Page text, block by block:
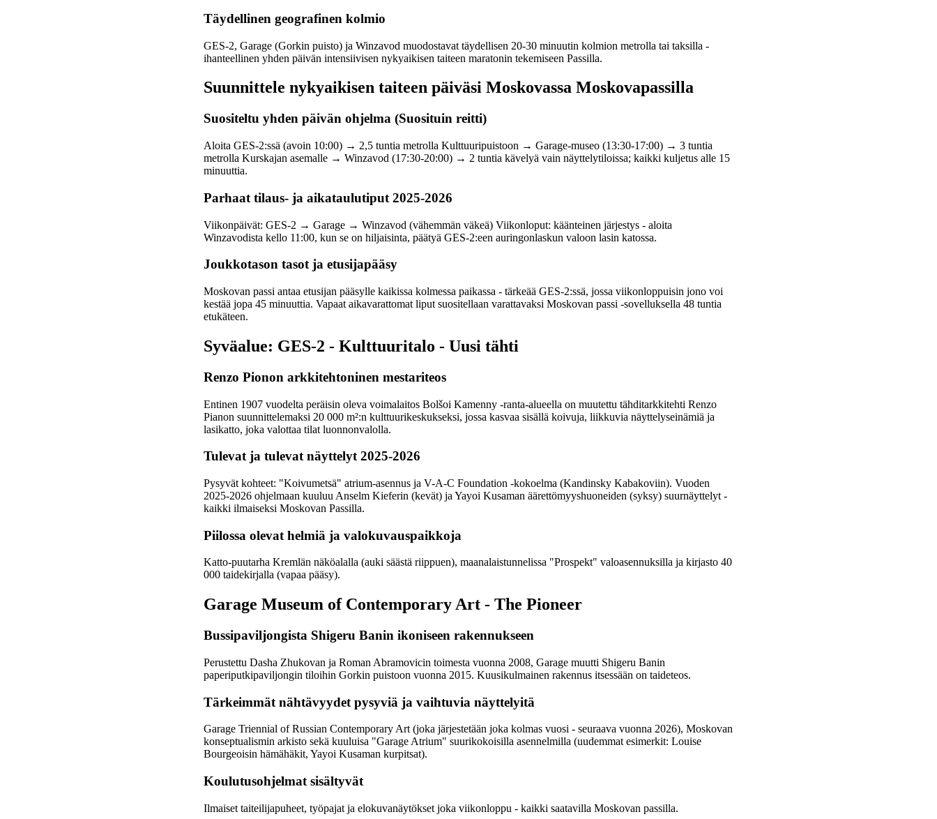
Täydellinen geografinen kolmio
GES-2, Garage (Gorkin puisto) ja Winzavod muodostavat täydellisen 20-30 minuutin kolmion metrolla tai taksilla -
ihanteellinen yhden päivän intensiivisen nykyaikisen taiteen maratonin tekemiseen Passilla.
Suunnittele nykyaikisen taiteen päiväsi Moskovassa Moskovapassilla
Suositeltu yhden päivän ohjelma (Suosituin reitti)
Aloita GES-2:ssä (avoin 10:00) → 2,5 tuntia metrolla Kulttuuripuistoon → Garage-museo (13:30-17:00) → 3 tuntia
metrolla Kurskajan asemalle → Winzavod (17:30-20:00) → 2 tuntia kävelyä vain näyttelytiloissa; kaikki kuljetus alle 15
minuuttia.
Parhaat tilaus- ja aikataulutiput 2025-2026
Viikonpäivät: GES-2 → Garage → Winzavod (vähemmän väkeä) Viikonloput: käänteinen järjestys - aloita
Winzavodista kello 11:00, kun se on hiljaisinta, päätyä GES-2:een auringonlaskun valoon lasin katossa.
Joukkotason tasot ja etusijapääsy
Moskovan passi antaa etusijan pääsylle kaikissa kolmessa paikassa - tärkeää GES-2:ssä, jossa viikonloppuisin jono voi
kestää jopa 45 minuuttia. Vapaat aikavarattomat liput suositellaan varattavaksi Moskovan passi -sovelluksella 48 tuntia
etukäteen.
Syväalue: GES-2 - Kulttuuritalo - Uusi tähti
Renzo Pionon arkkitehtoninen mestariteos
Entinen 1907 vuodelta peräisin oleva voimalaitos Bolšoi Kamenny -ranta-alueella on muutettu tähditarkkitehti Renzo
Pianon suunnittelemaksi 20 000 m²:n kulttuurikeskukseksi, jossa kasvaa sisällä koivuja, liikkuvia näyttelyseinämiä ja
lasikatto, joka valottaa tilat luonnonvalolla.
Tulevat ja tulevat näyttelyt 2025-2026
Pysyvät kohteet: "Koivumetsä" atrium-asennus ja V-A-C Foundation -kokoelma (Kandinsky Kabakoviin). Vuoden
2025-2026 ohjelmaan kuuluu Anselm Kieferin (kevät) ja Yayoi Kusaman äärettömyyshuoneiden (syksy) suurnäyttelyt -
kaikki ilmaiseksi Moskovan Passilla.
Piilossa olevat helmiä ja valokuvauspaikkoja
Katto-puutarha Kremlän näköalalla (auki säästä riippuen), maanalaistunnelissa "Prospekt" valoasennuksilla ja kirjasto 40
000 taidekirjalla (vapaa pääsy).
Garage Museum of Contemporary Art - The Pioneer
Bussipaviljongista Shigeru Banin ikoniseen rakennukseen
Perustettu Dasha Zhukovan ja Roman Abramovicin toimesta vuonna 2008, Garage muutti Shigeru Banin
paperiputkipaviljongin tiloihin Gorkin puistoon vuonna 2015. Kuusikulmainen rakennus itsessään on taideteos.
Tärkeimmät nähtävyydet pysyviä ja vaihtuvia näyttelyitä
Garage Triennial of Russian Contemporary Art (joka järjestetään joka kolmas vuosi - seuraava vuonna 2026), Moskovan
konseptualismin arkisto sekä kuuluisa "Garage Atrium" suurikokoisilla asennelmilla (uudemmat esimerkit: Louise
Bourgeoisin hämähäkit, Yayoi Kusaman kurpitsat).
Koulutusohjelmat sisältyvät
Ilmaiset taiteilijapuheet, työpajat ja elokuvanäytökset joka viikonloppu - kaikki saatavilla Moskovan passilla.